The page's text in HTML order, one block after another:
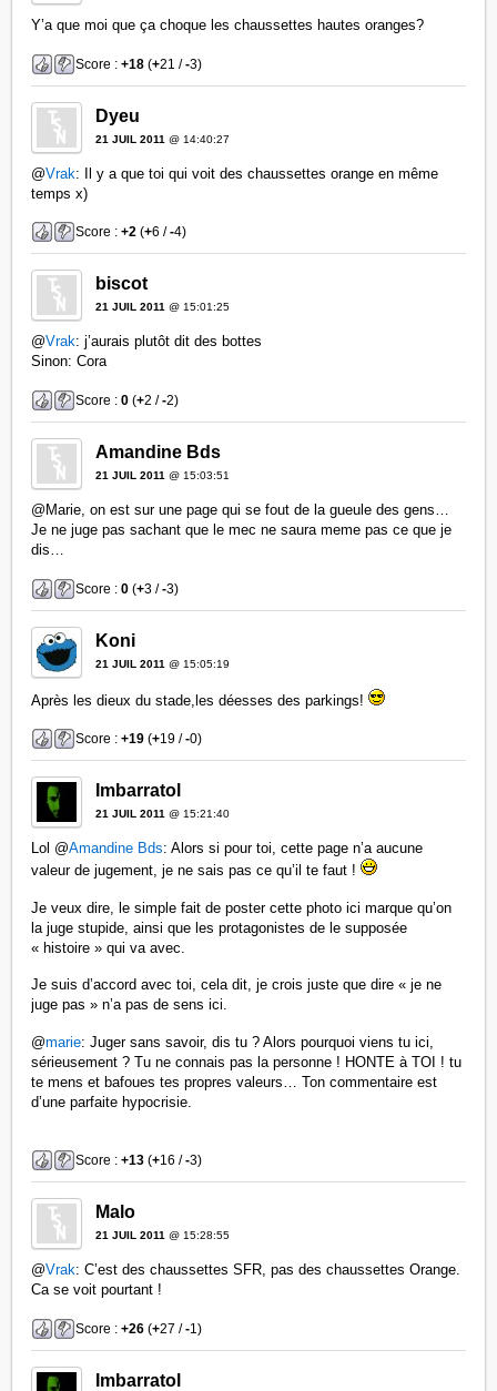
Y’a que moi que ça choque les chaussettes hautes oranges?
Score :+18 (+21 /-3)
Dyeu
21 JUIL 2011 @ 14:40:27
@Vrak: Il y a que toi qui voit des chaussettes orange en même
temps x)
Score :+2 (+6 /-4)
biscot
21 JUIL 2011 @ 15:01:25
@Vrak: j’aurais plutôt dit des bottes
Sinon: Cora
Score :0 (+2 /-2)
Amandine Bds
21 JUIL 2011 @ 15:03:51
@Marie, on est sur une page qui se fout de la gueule des gens…
Je ne juge pas sachant que le mec ne saura meme pas ce que je
dis…
Score :0 (+3 /-3)
Koni
21 JUIL 2011 @ 15:05:19
Après les dieux du stade,les déesses des parkings!
Score :+19 (+19 /-0)
Imbarratol
21 JUIL 2011 @ 15:21:40
Lol @Amandine Bds: Alors si pour toi, cette page n’a aucune
valeur de jugement, je ne sais pas ce qu’il te faut !
Je veux dire, le simple fait de poster cette photo ici marque qu’on
la juge stupide, ainsi que les protagonistes de le supposée
« histoire » qui va avec.
Je suis d’accord avec toi, cela dit, je crois juste que dire « je ne
juge pas » n’a pas de sens ici.
@marie: Juger sans savoir, dis tu ? Alors pourquoi viens tu ici,
sérieusement ? Tu ne connais pas la personne ! HONTE à TOI ! tu
te mens et bafoues tes propres valeurs… Ton commentaire est
d’une parfaite hypocrisie.
Score :+13 (+16 /-3)
Malo
21 JUIL 2011 @ 15:28:55
@Vrak: C’est des chaussettes SFR, pas des chaussettes Orange.
Ca se voit pourtant !
Score :+26 (+27 /-1)
Imbarratol